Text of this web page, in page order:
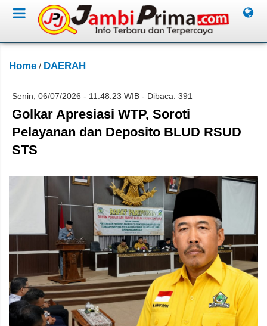
Home / DAERAH
Senin, 06/07/2026 - 11:48:23 WIB - Dibaca: 391
Golkar Apresiasi WTP, Soroti
Pelayanan dan Deposito BLUD RSUD
STS